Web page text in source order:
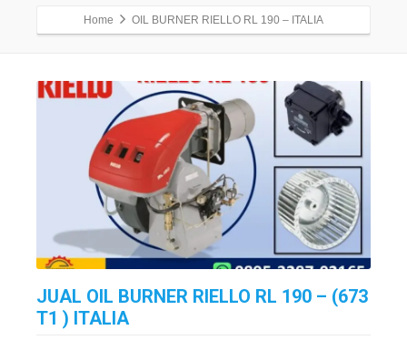
Home OIL BURNER RIELLO RL 190 – ITALIA
JUAL OIL BURNER RIELLO RL 190 – (673
T1 ) ITALIA